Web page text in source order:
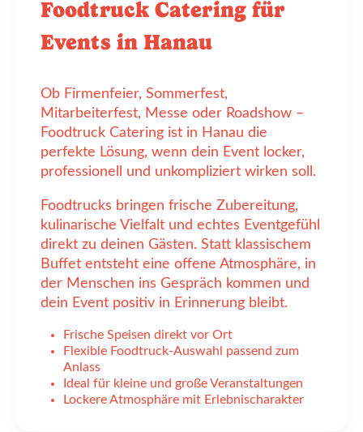
Foodtruck Catering für
Events in Hanau
Ob Firmenfeier, Sommerfest,
Mitarbeiterfest, Messe oder Roadshow –
Foodtruck Catering ist in Hanau die
perfekte Lösung, wenn dein Event locker,
professionell und unkompliziert wirken soll.
Foodtrucks bringen frische Zubereitung,
kulinarische Vielfalt und echtes Eventgefühl
direkt zu deinen Gästen. Statt klassischem
Buffet entsteht eine offene Atmosphäre, in
der Menschen ins Gespräch kommen und
dein Event positiv in Erinnerung bleibt.
Frische Speisen direkt vor Ort
Flexible Foodtruck-Auswahl passend zum
Anlass
Ideal für kleine und große Veranstaltungen
Lockere Atmosphäre mit Erlebnischarakter